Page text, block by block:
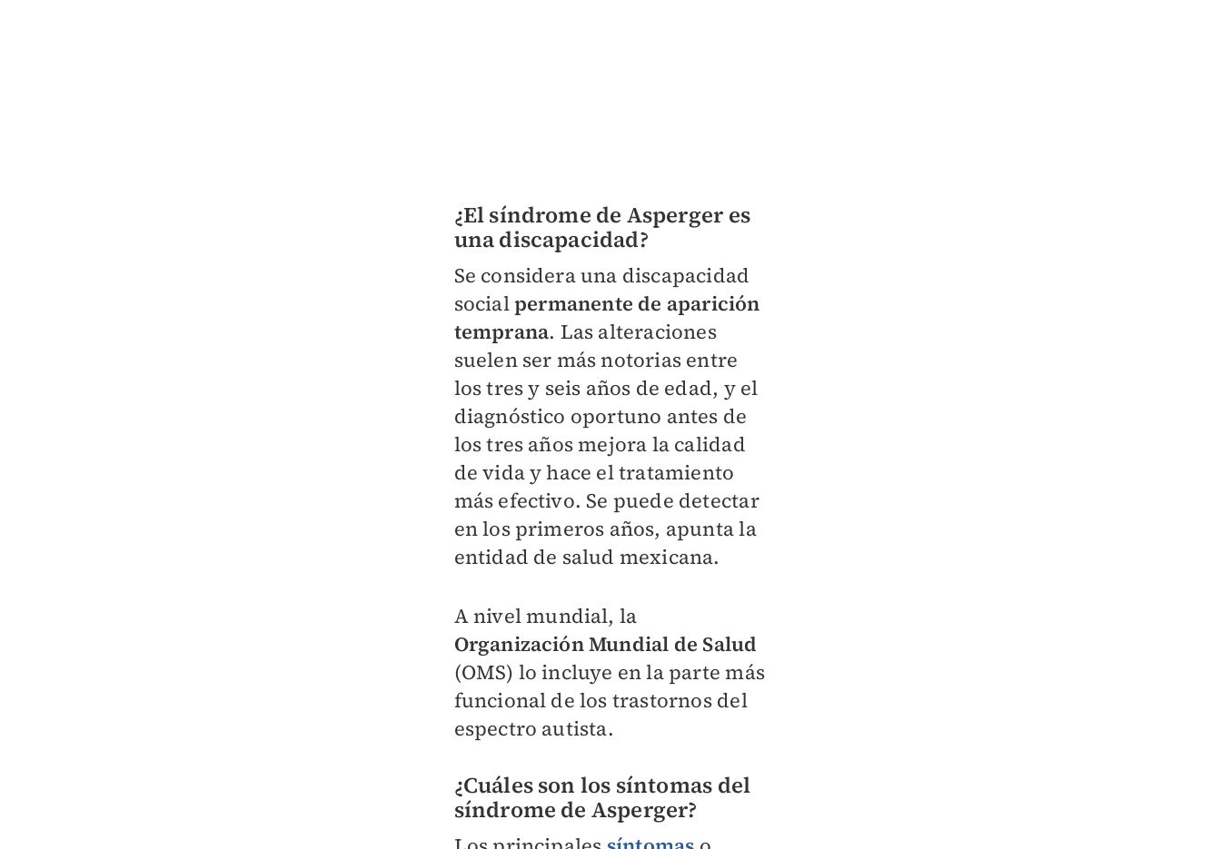
¿El síndrome de Asperger es
una discapacidad?
Se considera una discapacidad
socialpermanente de aparición
temprana. Las alteraciones
suelen ser más notorias entre
los tres y seis años de edad, y el
diagnóstico oportuno antes de
los tres años mejora la calidad
de vida y hace el tratamiento
más efectivo. Se puede detectar
en los primeros años, apunta la
entidad de salud mexicana.
A nivel mundial, la
Organización Mundial de Salud
(OMS) lo incluye en la parte más
funcional de los trastornos del
espectro autista.
¿Cuáles son los síntomas del
síndrome de Asperger?